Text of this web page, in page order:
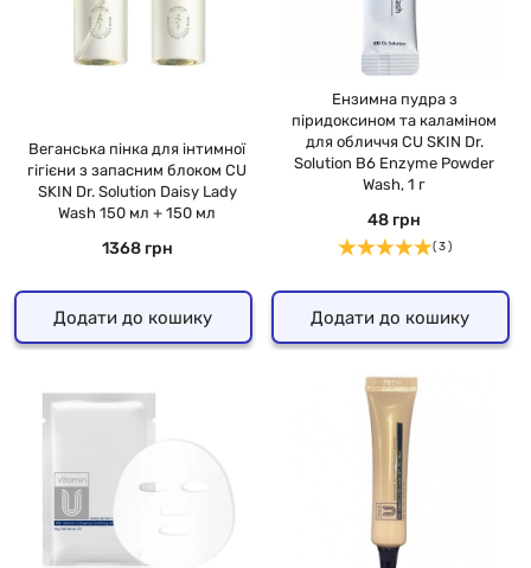
Веганська пінка для інтимної
гігієни з запасним блоком CU
SKIN Dr. Solution Daisy Lady
Wash 150 мл + 150 мл
1368 грн
Додати до кошику
Ензимна пудра з
піридоксином та каламіном
для обличчя CU SKIN Dr.
Solution B6 Enzyme Powder
Wash, 1 г
48 грн
( 3 )
Додати до кошику